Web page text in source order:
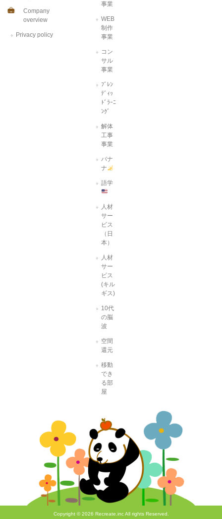
Company
overview
Privacy policy
事業
WEB
制作
事業
コン
サル
事業
ﾌﾞﾚﾝ
ﾃﾞｨｯ
ﾄﾞﾗｰﾆ
ﾝｸﾞ
解体
工事
事業
バナ
ナ
語学
人材
サー
ビス
（日
本）
人材
サー
ビス
(キル
ギス)
10代
の脳
波
空間
還元
移動
でき
る部
屋
Copyright © 2026 Recreate.inc All rights Reserved.